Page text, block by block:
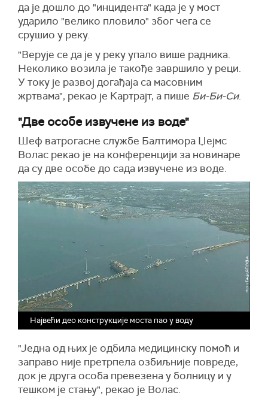
да је дошло до "инцидента" када је у мост
ударило "велико пловило" због чега се
срушио у реку.
"Верује се да је у реку упало више радника.
Неколико возила је такође завршило у реци.
У току је развој догађаја са масовним
жртвама", рекао је Картрајт, а пише Би-Би-Си.
"Две особе извучене из воде"
Шеф ватрогасне службе Балтимора Џејмс
Волас рекао је на конференцији за новинаре
да су две особе до сада извучене из воде.
Највећи део конструкције моста пао у воду
"Једна од њих је одбила медицинску помоћ и
заправо није претрпела озбиљније повреде,
док је друга особа превезена у болницу и у
тешком је стању", рекао је Волас.